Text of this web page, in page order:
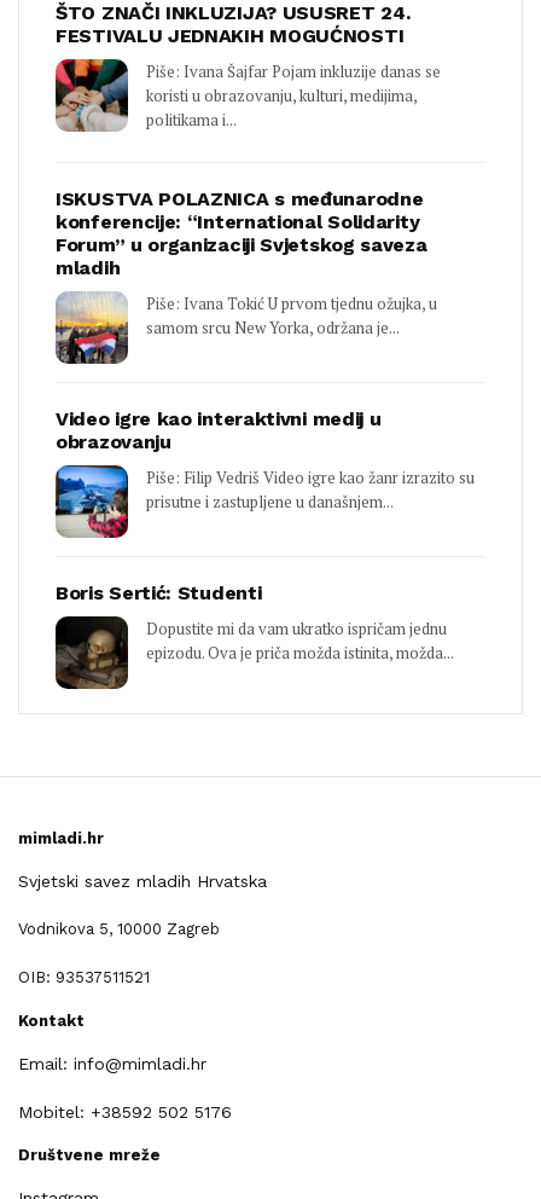
ŠTO ZNAČI INKLUZIJA? USUSRET 24.
FESTIVALU JEDNAKIH MOGUĆNOSTI
Piše: Ivana Šajfar Pojam inkluzije danas se
koristi u obrazovanju, kulturi, medijima,
politikama i...
ISKUSTVA POLAZNICA s međunarodne
konferencije: “International Solidarity
Forum” u organizaciji Svjetskog saveza
mladih
Piše: Ivana Tokić U prvom tjednu ožujka, u
samom srcu New Yorka, održana je...
Video igre kao interaktivni medij u
obrazovanju
Piše: Filip Vedriš Video igre kao žanr izrazito su
prisutne i zastupljene u današnjem...
Boris Sertić: Studenti
Dopustite mi da vam ukratko ispričam jednu
epizodu. Ova je priča možda istinita, možda...
mimladi.hr
Svjetski savez mladih Hrvatska
Vodnikova 5, 10000 Zagreb
OIB: 93537511521
Kontakt
Email: info@mimladi.hr
Mobitel: +38592 502 5176
Društvene mreže